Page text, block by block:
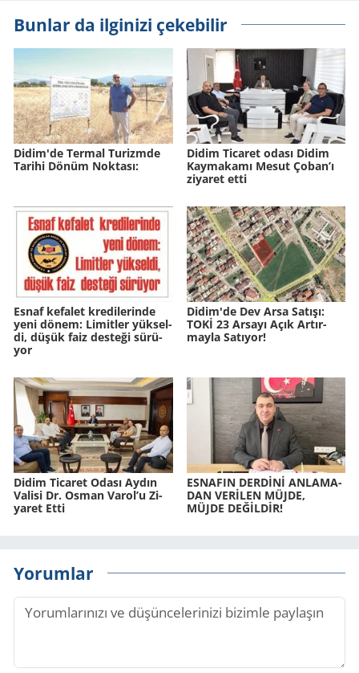
Bunlar da ilginizi çekebilir
Didim'de Ter­mal Tu­rizm­de
Ta­ri­hi Dönüm Nok­ta­sı:
Didim Ticaret odası Didim
Kaymakamı Mesut Çoban’ı
ziyaret etti
Esnaf ke­fa­let kre­di­le­rin­de
yeni dönem: Li­mit­ler yük­sel­
di, düşük faiz des­te­ği sü­rü­
yor
Didim'de Dev Arsa Sa­tı­şı:
TOKİ 23 Ar­sa­yı Açık Ar­tır­
may­la Sa­tı­yor!
Didim Ti­ca­ret Odası Aydın
Va­li­si Dr. Osman Varol’u Zi­
ya­ret Etti
ES­NA­FIN DERDİNİ AN­LA­MA­
DAN VERİLEN MÜJDE,
MÜJDE DEĞİLDİR!
Yorumlar